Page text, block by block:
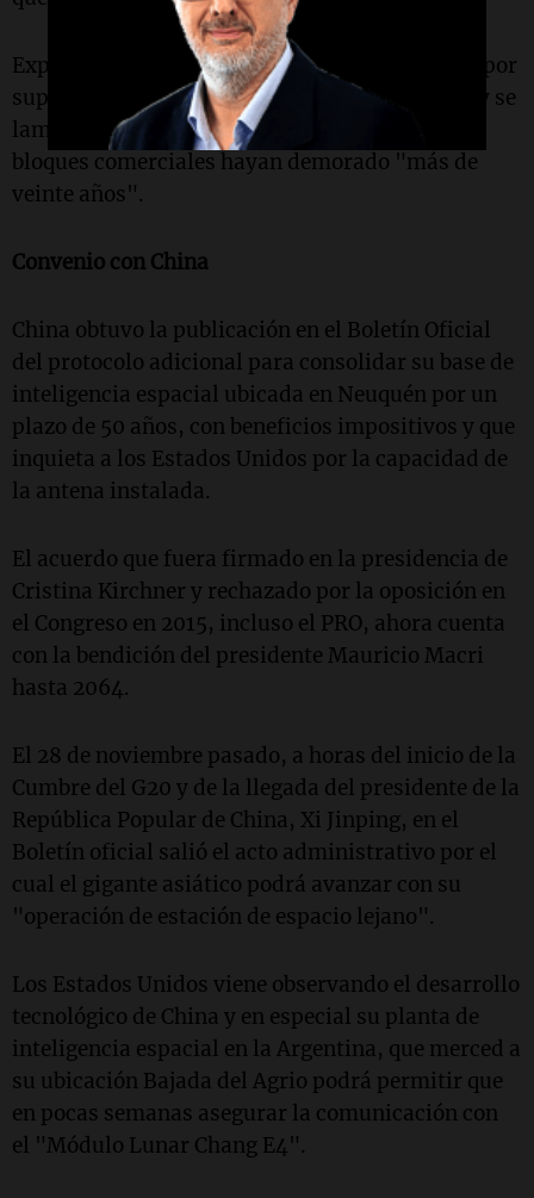
Explicó que Bolsonaro le pidió tiempo porque "por
supuesto necesita saber y ver dónde estamos" y se
lamentó de que las negociaciones entre ambos
bloques comerciales hayan demorado "más de
veinte años".
Convenio con China
China obtuvo la publicación en el Boletín Oficial
del protocolo adicional para consolidar su base de
inteligencia espacial ubicada en Neuquén por un
plazo de 50 años, con beneficios impositivos y que
inquieta a los Estados Unidos por la capacidad de
la antena instalada.
El acuerdo que fuera firmado en la presidencia de
Cristina Kirchner y rechazado por la oposición en
el Congreso en 2015, incluso el PRO, ahora cuenta
con la bendición del presidente Mauricio Macri
hasta 2064.
El 28 de noviembre pasado, a horas del inicio de la
Cumbre del G20 y de la llegada del presidente de la
República Popular de China, Xi Jinping, en el
Boletín oficial salió el acto administrativo por el
cual el gigante asiático podrá avanzar con su
"operación de estación de espacio lejano".
Los Estados Unidos viene observando el desarrollo
tecnológico de China y en especial su planta de
inteligencia espacial en la Argentina, que merced a
su ubicación Bajada del Agrio podrá permitir que
en pocas semanas asegurar la comunicación con
el "Módulo Lunar Chang E4".